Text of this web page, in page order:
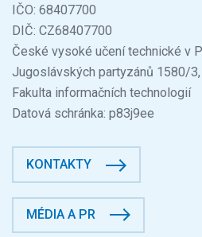
IČO: 68407700
DIČ: CZ68407700
České vysoké učení technické v
Jugoslávských partyzánů 1580/
Fakulta informačních technologií
Datová schránka: p83j9ee
KONTAKTY
MÉDIA A PR